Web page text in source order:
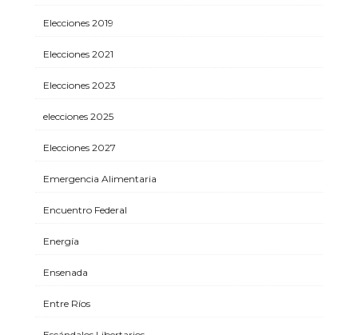
Elecciones 2019
Elecciones 2021
Elecciones 2023
elecciones 2025
Elecciones 2027
Emergencia Alimentaria
Encuentro Federal
Energía
Ensenada
Entre Ríos